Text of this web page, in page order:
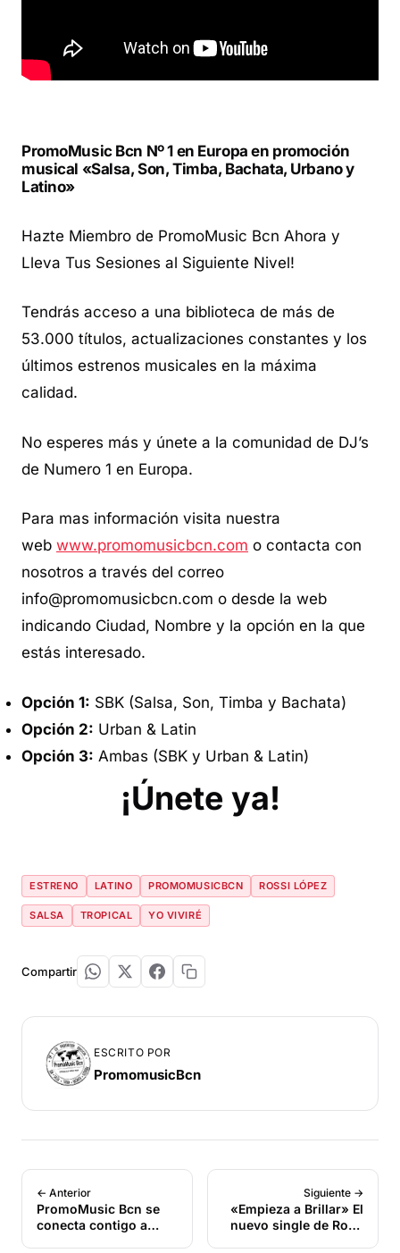
PromoMusic Bcn Nº 1 en Europa en promoción
musical «Salsa, Son, Timba, Bachata, Urbano y
Latino»
Hazte Miembro de PromoMusic Bcn Ahora y
Lleva Tus Sesiones al Siguiente Nivel!
Tendrás acceso a una biblioteca de más de
53.000 títulos, actualizaciones constantes y los
últimos estrenos musicales en la máxima
calidad.
No esperes más y únete a la comunidad de DJ’s
de Numero 1 en Europa.
Para mas información visita nuestra
web www.promomusicbcn.com o contacta con
nosotros a través del correo
info@promomusicbcn.com o desde la web
indicando Ciudad, Nombre y la opción en la que
estás interesado.
Opción 1: SBK (Salsa, Son, Timba y Bachata)
Opción 2: Urban & Latin
Opción 3: Ambas (SBK y Urban & Latin)
¡Únete ya!
ESTRENO LATINO PROMOMUSICBCN ROSSI LÓPEZ
SALSA TROPICAL YO VIVIRÉ
Compartir
ESCRITO POR
PromomusicBcn
← Anterior
PromoMusic Bcn se
conecta contigo a
Siguiente →
«Empieza a Brillar» El
nuevo single de Roby